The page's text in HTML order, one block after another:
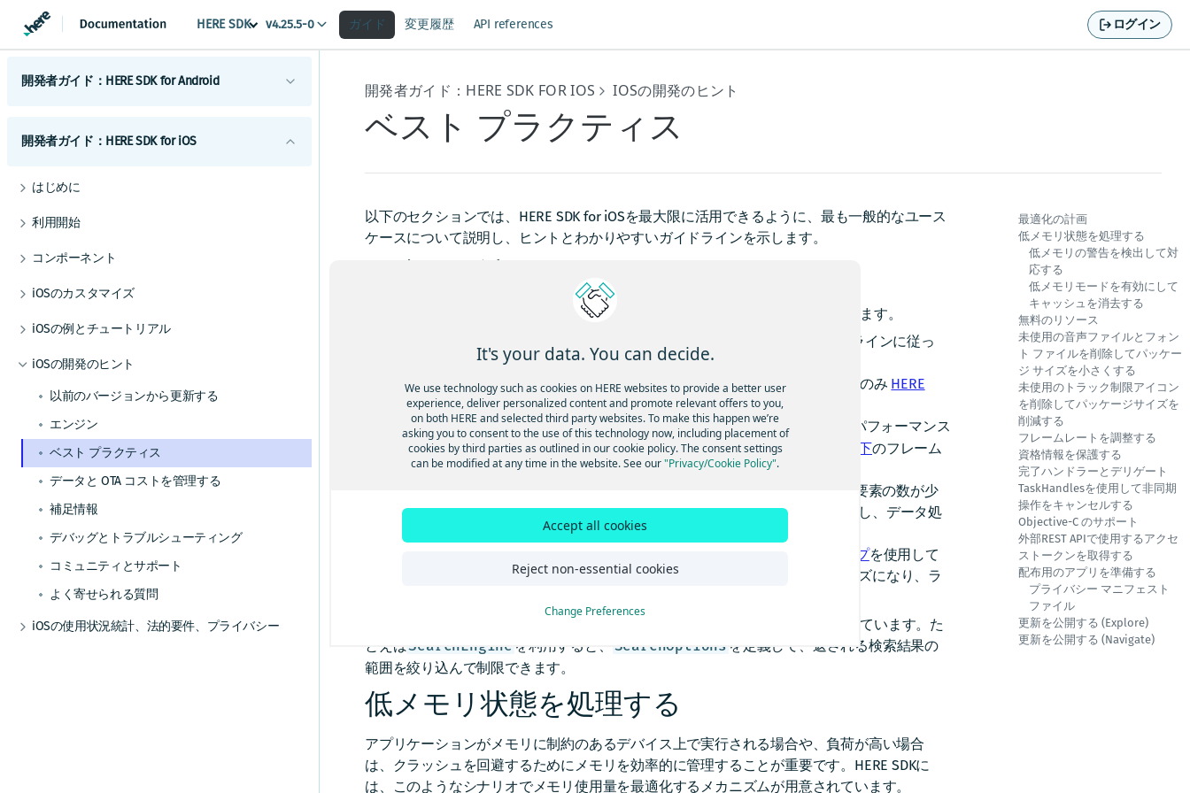
HERE SDK v4.25.5-0 ガイド 変更履歴 API references ログイン
開発者ガイド：HERE SDK for Android
ライセンスの説明
カバレージ情報
Androidマップ
マップビューを調整する
地図を操作する
マップアイテムを追加する
事前定義されたマップフィーチャーを追加す
る
HERE Style Editorを使用してスタイルを作成
する
カスタムレイヤーを追加する
カスタムレイヤーのスタイルガイド
カスタムレイヤーのスタイルテクニック
リファレンス
ンス
検索を開始する
検索機能とジオコーディング機能
ルート検索を開始する
UIビルディングブロックを追加する
高度なルート検索機能
Androidトラフィック
交通情報の使用を開始する
トラフィック・エンジン
その他の交通機能
Androidポジショニング
バックグラウンド更新を有効にする
GPXレコーディングアプリを作成する
Androidナビゲーション
音声ガイダンスを追加する
ルート逸脱を処理する
警告を使用して常に注意を払う
レーンアシスタンスを取得する
車両前方の地図情報
トラックをナビゲートする
ナビゲーションを最適化する
ナビゲーションアプリを作成する
オフラインマップの使用を開始する
マップデータをインストールする
マップデータを更新する
代替オプション
オフライン検索機能
オフラインのルート検索機能
屋内地図コンポーネントを使用する
例とユースケース
利用開始
スコープを設定して複数のアプリを区別する
Androidのカスタマイズ
UIコンポーネント
Androidの例とチュートリアル
HERE SDKを統合する
Jetpack Composeを使用してマップビューを追
加する
チュートリアル
Androidの開発のヒント
以前のバージョンから更新する
データとOTAコストを管理する
補足情報
デバッグとトラブルシューティング
コミュニティとサポート
よく寄せられる質問
Androidの使用状況統計、法律、プライバシー
トランザクションと使用状況統計
開発者ガイド：HERE SDK for iOS
はじめに
最小要件
カバレージ情報
利用開始
コンポーネント
地図の使用を開始する
マップ ビューを調整する
地図を操作する
マップアイテムを追加する
事前定義されたマップスキームを追加する
事前定義されたマップフィーチャーを追加す
る
マップデータにリアルタイムでアクセスする
HERE Style Editorを使用してスタイルを作成
カスタムレイヤーを追加する
カスタムレイヤーのスタイルガイド
カスタム レイヤーのスタイル テクニック
カスタムレイヤーのスタイル式リファレ
検索を開始する
検索機能とジオコーディング機能
iOSのルート検索
ルート検索を開始する
UI ビルディング ブロックを追加する
ルート オプションを追加する
電気自動車のルートを取得する
高度なルート検索機能
iOSの交通情報
交通情報の使用を開始する
ルート上の交通状況を視覚化する
交通情報を更新する
トラフィック・エンジン
その他の交通機能
iOSのポジショニング
ポジショニングの使用を開始する
ポジショニングを最適化する
GPXレコーディングアプリを作成する
iOSのナビゲーション
ナビゲーションの使用を開始する
音声ガイダンスを追加する
ルート逸脱を処理する
警告を使用して常に注意を払う
レーンアシスタンスを取得する
車両前方の地図情報
iOSのオフライン
オフラインマップの使用を開始する
マップ データをインストールする
マップ データを更新する
代替オプション
オフライン検索機能
iOSの屋内地図
屋内地図コンポーネントを使用する
例とユースケース
iOSのカスタマイズ
カスタムマップカタログ
iOSの例とチュートリアル
チュートリアル
iOSの開発のヒント
以前のバージョンから更新する
エンジン
ベスト プラクティス
データと OTA コストを管理する
補足情報
デバッグとトラブルシューティング
コミュニティとサポート
よく寄せられる質問
iOSの使用状況統計、法的要件、プライバシー
開発者ガイド：HERE SDK FOR IOS IOSの開発のヒント
ベスト プラクティス
以下のセクションでは、HERE SDK for iOSを最大限に活用できるように、最も一般的なユース
ケースについて説明し、ヒントとわかりやすいガイドラインを示します。
HERE SDKのパフォーマンスを向上させるためのその他のオプションを確認できます。
のガイドラインに従っ
て、キャッシュ メカニズムを調整します。
**条件付きのHERE SDKの初期化：**リソースを節約するには、必要な場合にのみ HERE
SDK を初期化します。
フレームレートを調整する： MapView
のフレームレート設定を変更して、パフォーマンス
と表示の滑らかさのバランスをとります。詳細なガイダンスについては、
以下のフレーム
レートの調整に関するセクションを参照してください。
**カスタムマップスタイルでビジュアルを簡素化する：**レンダリングする要素の数が少
ないカスタムマップスタイルを使用することで、レンダリングの効率が向上し、データ処
理の負荷が軽減されます。
オフラインマップを使用して
事前にマップデータをダウンロードして保存することで、アクセスがスムーズになり、ラ
さらに、HERE SDKでは、さまざまなエンジンで多様な設定オプションを提供しています。た
とえばSearchEngine を利用すると、 SearchOptions を定義して、返される検索結果の
範囲を絞り込んで制限できます。
低メモリ状態を処理する
アプリケーションがメモリに制約のあるデバイス上で実行される場合や、負荷が高い場合
は、クラッシュを回避するためにメモリを効率的に管理することが重要です。HERE SDKに
は、このようなシナリオでメモリ使用量を最適化するメカニズムが用意されています。
最適化の計画
低メモリ状態を処理する
低メモリの警告を検出して対
応する
低メモリモードを有効にして
キャッシュを消去する
無料のリソース
未使用の音声ファイルとフォン
ト ファイルを削除してパッケー
ジ サイズを小さくする
未使用のトラック制限アイコン
を削除してパッケージサイズを
削減する
フレームレートを調整する
資格情報を保護する
完了ハンドラーとデリゲート
TaskHandlesを使用して非同期
操作をキャンセルする
Objective-C のサポート
外部REST APIで使用するアクセ
ストークンを取得する
配布用のアプリを準備する
プライバシー マニフェスト
ファイル
更新を公開する (Explore)
更新を公開する (Navigate)
It's your data. You can decide.
We use technology such as cookies on HERE websites to provide a better user
experience, deliver personalized content and promote relevant offers to you,
on both HERE and selected third party websites. To make this happen we’re
asking you to consent to the use of this technology now, including placement of
cookies by third parties as outlined in our cookie policy. The consent settings
can be modified at any time in the website. See our"Privacy/Cookie Policy".
Accept all cookies
Reject non-essential cookies
Change Preferences